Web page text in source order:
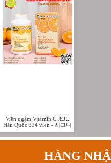
Viên ngậm Vitamin C JEJU
Hàn Quốc 334 viên - 시그니
처 제주감귤비타민C
HÀNG